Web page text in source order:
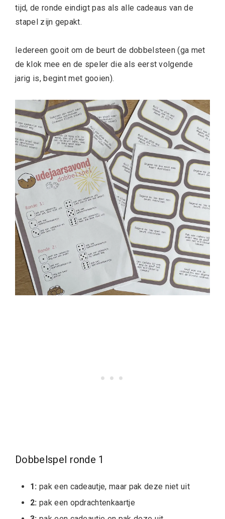
tijd, de ronde eindigt pas als alle cadeaus van de
stapel zijn gepakt.
Iedereen gooit om de beurt de dobbelsteen (ga met
de klok mee en de speler die als eerst volgende
jarig is, begint met gooien).
Dobbelspel ronde 1
1: pak een cadeautje, maar pak deze niet uit
2: pak een opdrachtenkaartje